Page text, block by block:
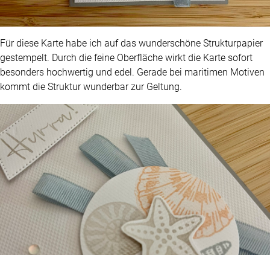
Für diese Karte habe ich auf das wunderschöne Strukturpapier
gestempelt. Durch die feine Oberfläche wirkt die Karte sofort
besonders hochwertig und edel. Gerade bei maritimen Motiven
kommt die Struktur wunderbar zur Geltung.